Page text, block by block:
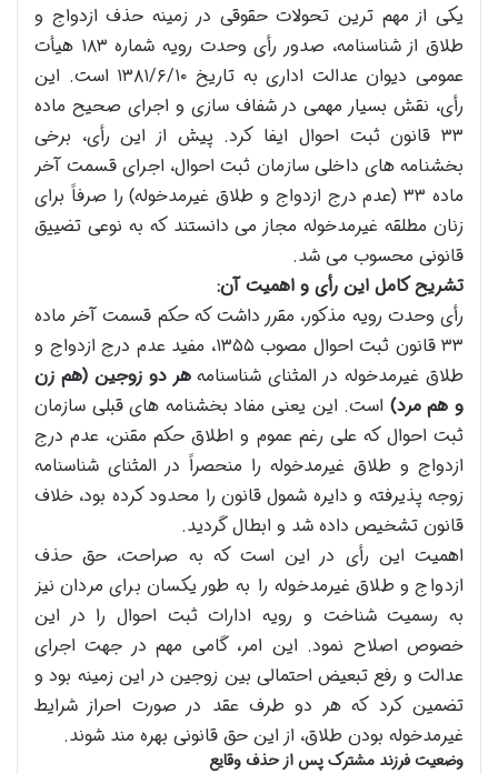
یکی از مهم ترین تحولات حقوقی در زمینه حذف ازدواج و
طلاق از شناسنامه، صدور رأی وحدت رویه شماره ۱۸۳ هیأت
عمومی دیوان عدالت اداری به تاریخ ۱۳۸۱/۶/۱۰ است. این
رأی، نقش بسیار مهمی در شفاف سازی و اجرای صحیح ماده
۳۳ قانون ثبت احوال ایفا کرد. پیش از این رأی، برخی
بخشنامه های داخلی سازمان ثبت احوال، اجرای قسمت آخر
ماده ۳۳ (عدم درج ازدواج و طلاق غیرمدخوله) را صرفاً برای
زنان مطلقه غیرمدخوله مجاز می دانستند که به نوعی تضییق
قانونی محسوب می شد.
تشریح کامل این رأی و اهمیت آن:
رأی وحدت رویه مذکور، مقرر داشت که حکم قسمت آخر ماده
۳۳ قانون ثبت احوال مصوب ۱۳۵۵، مفید عدم درج ازدواج و
طلاق غیرمدخوله در المثنای شناسنامههر دو زوجین (هم زن
و هم مرد) است. این یعنی مفاد بخشنامه های قبلی سازمان
ثبت احوال که علی رغم عموم و اطلاق حکم مقنن، عدم درج
ازدواج و طلاق غیرمدخوله را منحصراً در المثنای شناسنامه
زوجه پذیرفته و دایره شمول قانون را محدود کرده بود، خلاف
قانون تشخیص داده شد و ابطال گردید.
اهمیت این رأی در این است که به صراحت، حق حذف
ازدواج و طلاق غیرمدخوله را به طور یکسان برای مردان نیز
به رسمیت شناخت و رویه ادارات ثبت احوال را در این
خصوص اصلاح نمود. این امر، گامی مهم در جهت اجرای
عدالت و رفع تبعیض احتمالی بین زوجین در این زمینه بود و
تضمین کرد که هر دو طرف عقد در صورت احراز شرایط
غیرمدخوله بودن طلاق، از این حق قانونی بهره مند شوند.
وضعیت فرزند مشترک پس از حذف وقایع